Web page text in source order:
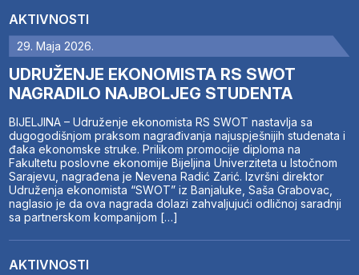
AKTIVNOSTI
29. Maja 2026.
UDRUŽENJE EKONOMISTA RS SWOT
NAGRADILO NAJBOLJEG STUDENTA
BIJELJINA – Udruženje ekonomista RS SWOT nastavlja sa
dugogodišnjom praksom nagrađivanja najuspješnijih studenata i
đaka ekonomske struke. Prilikom promocije diploma na
Fakultetu poslovne ekonomije Bijeljina Univerziteta u Istočnom
Sarajevu, nagrađena je Nevena Radić Zarić. Izvršni direktor
Udruženja ekonomista “SWOT” iz Banjaluke, Saša Grabovac,
naglasio je da ova nagrada dolazi zahvaljujući odličnoj saradnji
sa partnerskom kompanijom […]
AKTIVNOSTI